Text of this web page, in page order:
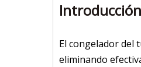
El congelador del
eliminando